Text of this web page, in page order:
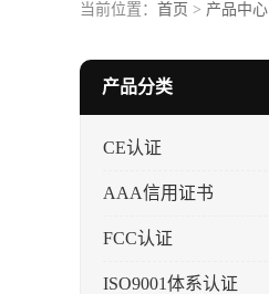
当前位置： 首页 > 产品中心
产品分类
CE认证
AAA信用证书
FCC认证
ISO9001体系认证